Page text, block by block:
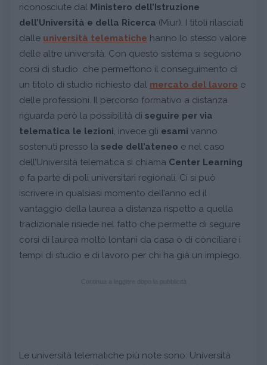
riconosciute dal Ministero dell’Istruzione
dell’Università e della Ricerca (Miur). I titoli rilasciati
dalle università telematiche hanno lo stesso valore
delle altre università. Con questo sistema si seguono
corsi di studio che permettono il conseguimento di
un titolo di studio richiesto dal mercato del lavoro e
delle professioni. Il percorso formativo a distanza
riguarda però la possibilità di seguire per via
telematica le lezioni, invece gli esami vanno
sostenuti presso la sede dell’ateneo e nel caso
dell’Università telematica si chiama Center Learning
e fa parte di poli universitari regionali. Ci si può
iscrivere in qualsiasi momento dell’anno ed il
vantaggio della laurea a distanza rispetto a quella
tradizionale risiede nel fatto che permette di seguire
corsi di laurea molto lontani da casa o di conciliare i
tempi di studio e di lavoro per chi ha già un impiego.
Le università telematiche più note sono: Università